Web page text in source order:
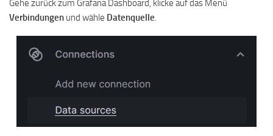
Gehe zurück zum Grafana Dashboard, klicke auf das Menü
Verbindungen und wähle Datenquelle.